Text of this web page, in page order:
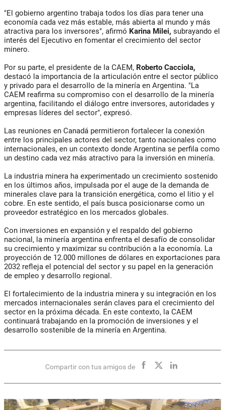
"El gobierno argentino trabaja todos los días para tener una
economía cada vez más estable, más abierta al mundo y más
atractiva para los inversores", afirmó Karina Milei, subrayando el
interés del Ejecutivo en fomentar el crecimiento del sector
minero.
Por su parte, el presidente de la CAEM, Roberto Cacciola,
destacó la importancia de la articulación entre el sector público
y privado para el desarrollo de la minería en Argentina. "La
CAEM reafirma su compromiso con el desarrollo de la minería
argentina, facilitando el diálogo entre inversores, autoridades y
empresas líderes del sector", expresó.
Las reuniones en Canadá permitieron fortalecer la conexión
entre los principales actores del sector, tanto nacionales como
internacionales, en un contexto donde Argentina se perfila como
un destino cada vez más atractivo para la inversión en minería.
La industria minera ha experimentado un crecimiento sostenido
en los últimos años, impulsada por el auge de la demanda de
minerales clave para la transición energética, como el litio y el
cobre. En este sentido, el país busca posicionarse como un
proveedor estratégico en los mercados globales.
Con inversiones en expansión y el respaldo del gobierno
nacional, la minería argentina enfrenta el desafío de consolidar
su crecimiento y maximizar su contribución a la economía. La
proyección de 12.000 millones de dólares en exportaciones para
2032 refleja el potencial del sector y su papel en la generación
de empleo y desarrollo regional.
El fortalecimiento de la industria minera y su integración en los
mercados internacionales serán claves para el crecimiento del
sector en la próxima década. En este contexto, la CAEM
continuará trabajando en la promoción de inversiones y el
desarrollo sostenible de la minería en Argentina.
Compartir con tus amigos de